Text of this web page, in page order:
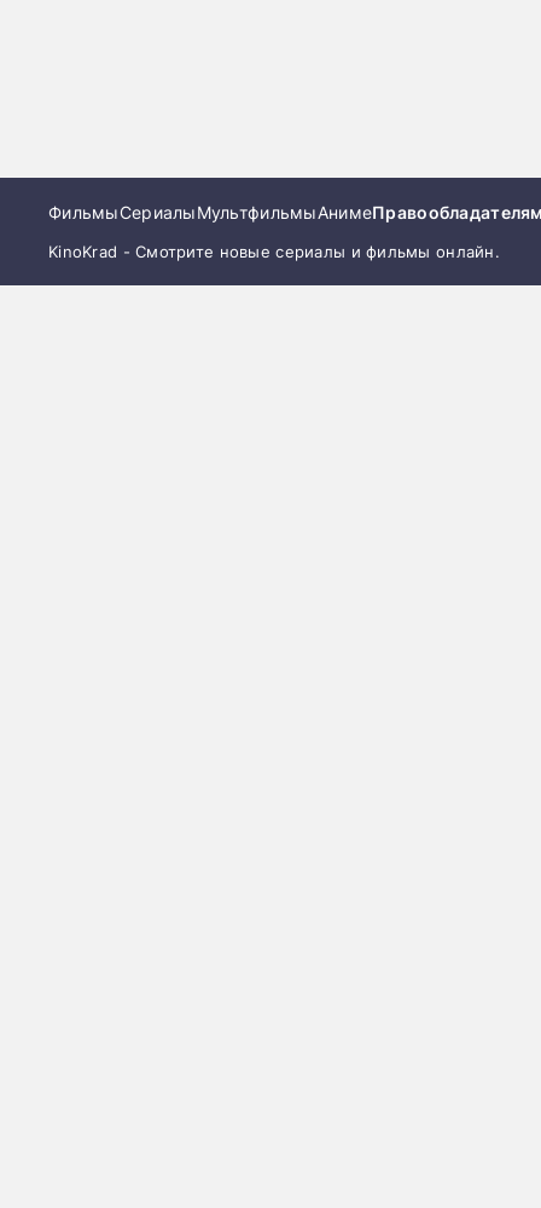
ФильмыСериалыМультфильмыАниме
KinoKrad - Смотрите новые сериалы и фильмы онлайн.